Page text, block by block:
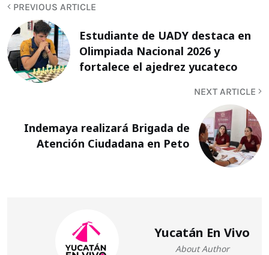
PREVIOUS ARTICLE
Estudiante de UADY destaca en
Olimpiada Nacional 2026 y
fortalece el ajedrez yucateco
NEXT ARTICLE
Indemaya realizará Brigada de
Atención Ciudadana en Peto
Yucatán En Vivo
About Author